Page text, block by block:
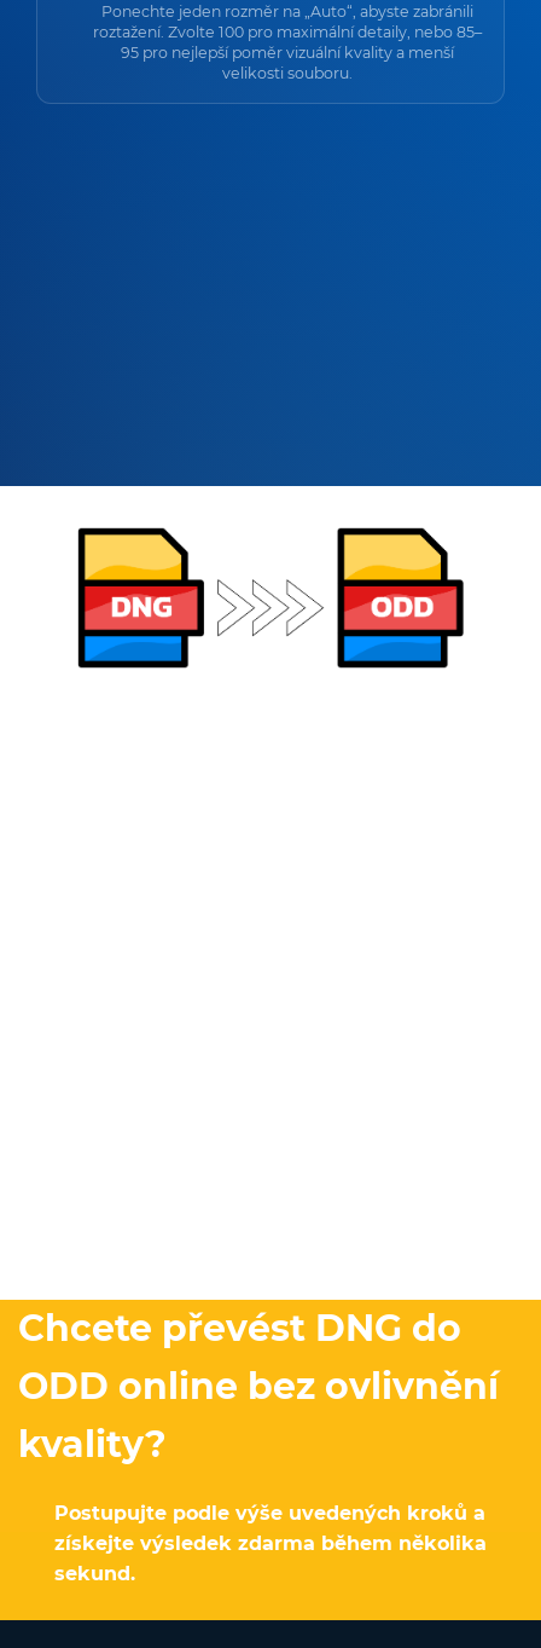
Ponechte jeden rozměr na „Auto“, abyste zabránili
roztažení. Zvolte 100 pro maximální detaily, nebo 85–
95 pro nejlepší poměr vizuální kvality a menší
velikosti souboru.
Chcete převést DNG do
ODD online bez ovlivnění
kvality?
Postupujte podle výše uvedených kroků a
získejte výsledek zdarma během několika
sekund.